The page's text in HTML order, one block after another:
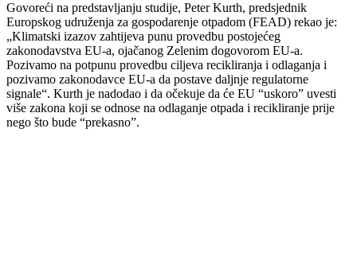
Govoreći na predstavljanju studije, Peter Kurth, predsjednik
Europskog udruženja za gospodarenje otpadom (FEAD) rekao je:
„Klimatski izazov zahtijeva punu provedbu postojećeg
zakonodavstva EU-a, ojačanog Zelenim dogovorom EU-a.
Pozivamo na potpunu provedbu ciljeva recikliranja i odlaganja i
pozivamo zakonodavce EU-a da postave daljnje regulatorne
signale“. Kurth je nadodao i da očekuje da će EU “uskoro” uvesti
više zakona koji se odnose na odlaganje otpada i recikliranje prije
nego što bude “prekasno”.